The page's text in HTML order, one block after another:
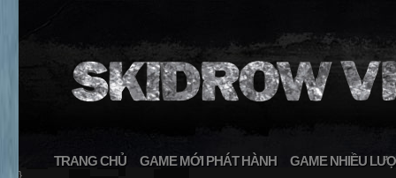
TRANG CHỦ GAME MỚI PHÁT HÀNH GAME NHIỀU
}